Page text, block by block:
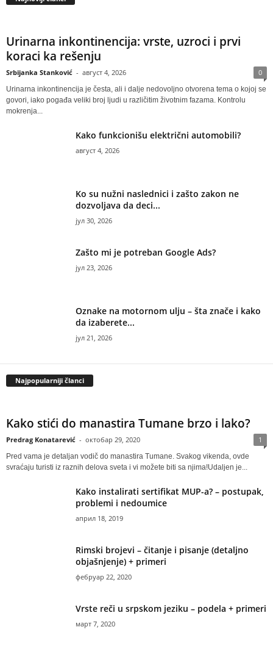
Urinarna inkontinencija: vrste, uzroci i prvi
koraci ka rešenju
Srbijanka Stanković - август 4, 2026 0
Urinarna inkontinencija je česta, ali i dalje nedovoljno otvorena tema o kojoj se
govori, iako pogađa veliki broj ljudi u različitim životnim fazama. Kontrolu
mokrenja...
Kako funkcionišu električni automobili?
август 4, 2026
Ko su nužni naslednici i zašto zakon ne
dozvoljava da deci...
јул 30, 2026
Zašto mi je potreban Google Ads?
јул 23, 2026
Oznake na motornom ulju – šta znače i kako
da izaberete...
јул 21, 2026
Najpopularniji članci
Kako stići do manastira Tumane brzo i lako?
Predrag Konatarević - октобар 29, 2020 1
Pred vama je detaljan vodič do manastira Tumane. Svakog vikenda, ovde
svraćaju turisti iz raznih delova sveta i vi možete biti sa njima!Udaljen je...
Kako instalirati sertifikat MUP-a? – postupak,
problemi i nedoumice
април 18, 2019
Rimski brojevi – čitanje i pisanje (detaljno
objašnjenje) + primeri
фебруар 22, 2020
Vrste reči u srpskom jeziku – podela + primeri
март 7, 2020